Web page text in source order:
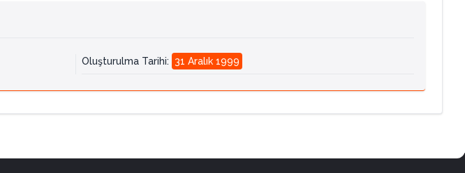
Oluşturulma Tarihi: 31 Aralık 1999